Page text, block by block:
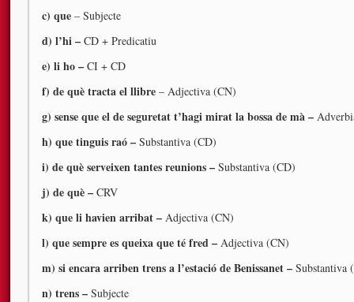
c) que – Subjecte
d) l’hi – CD + Predicatiu
e) li ho – CI + CD
f) de què tracta el llibre – Adjectiva (CN)
g) sense que el de seguretat t’hagi mirat la bossa de mà –
h) que tinguis raó – Substantiva (CD)
i) de què serveixen tantes reunions – Substantiva (CD)
j) de què – CRV
k) que li havien arribat – Adjectiva (CN)
l) que sempre es queixa que té fred – Adjectiva (CN)
m) si encara arriben trens a l’estació de Benissanet – Substantiva
n) trens – Subjecte